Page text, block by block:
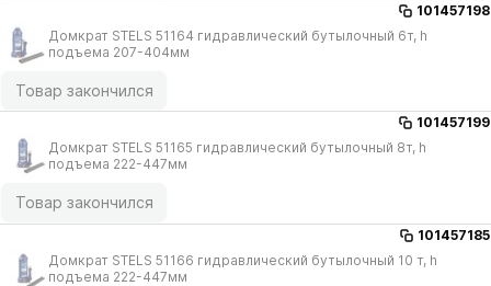
101457198
Домкрат STELS 51164 гидравлический бутылочный 6т, h
подъема 207-404мм
Товар закончился
101457199
Домкрат STELS 51165 гидравлический бутылочный 8т, h
подъема 222-447мм
Товар закончился
101457185
Домкрат STELS 51166 гидравлический бутылочный 10 т, h
подъема 222-447мм